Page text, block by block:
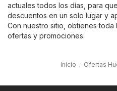
actuales todos los días, para
descuentos en un solo lugar y
Con nuestro sitio, obtienes toda
ofertas y promociones.
Inicio Ofertas